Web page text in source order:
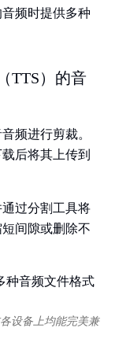
频时提供多种
TTS）的音
频进行剪裁。
后将其上传到
过分割工具将
间隙或删除不
设备上均能完美兼